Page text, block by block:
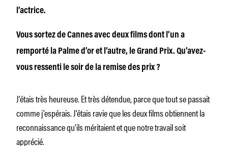
l’actrice.
Vous sortez de Cannes avec deux films dont l’un a
remporté la Palme d’or et l’autre, le Grand Prix. Qu’avez-
vous ressenti le soir de la remise des prix ?
J’étais très heureuse. Et très détendue, parce que tout se passait
comme j’espérais. J’étais ravie que les deux films obtiennent la
reconnaissance qu’ils méritaient et que notre travail soit
apprécié.